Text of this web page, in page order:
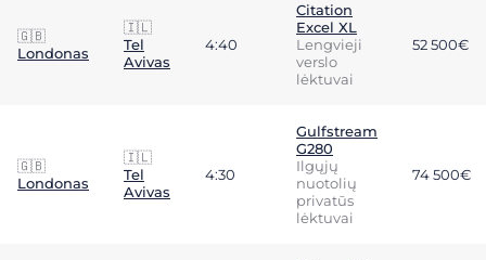
🇬🇧
Londonas
🇮🇱
Tel
Avivas
4:40
Citation
Excel XL
Lengvieji
verslo
lėktuvai
52 500€
🇬🇧
Londonas
🇮🇱
Tel
Avivas
4:30
Gulfstream
G280
Ilgųjų
nuotolių
privatūs
lėktuvai
74 500€